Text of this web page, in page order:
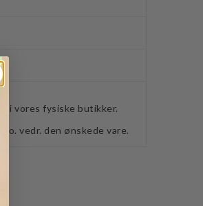
i vores fysiske butikker.
vedr. den ønskede vare.